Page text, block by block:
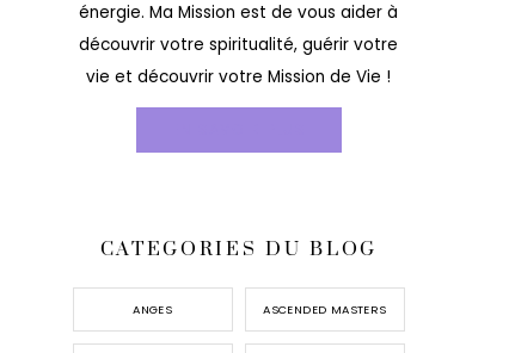
énergie. Ma Mission est de vous aider à
découvrir votre spiritualité, guérir votre
vie et découvrir votre Mission de Vie !
CATEGORIES DU BLOG
ANGES ASCENDED MASTERS